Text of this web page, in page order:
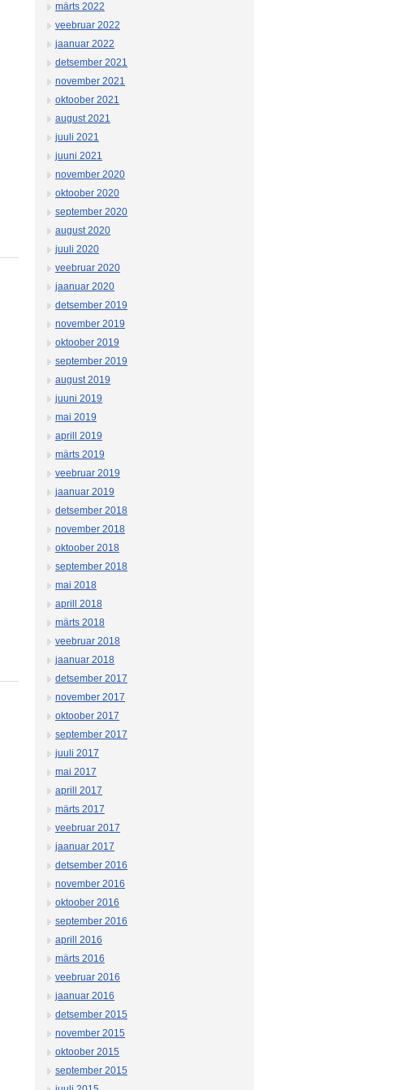
märts 2022
veebruar 2022
jaanuar 2022
detsember 2021
november 2021
oktoober 2021
august 2021
juuli 2021
juuni 2021
november 2020
oktoober 2020
september 2020
august 2020
juuli 2020
veebruar 2020
jaanuar 2020
detsember 2019
november 2019
oktoober 2019
september 2019
august 2019
juuni 2019
mai 2019
aprill 2019
märts 2019
veebruar 2019
jaanuar 2019
detsember 2018
november 2018
oktoober 2018
september 2018
mai 2018
aprill 2018
märts 2018
veebruar 2018
jaanuar 2018
detsember 2017
november 2017
oktoober 2017
september 2017
juuli 2017
mai 2017
aprill 2017
märts 2017
veebruar 2017
jaanuar 2017
detsember 2016
november 2016
oktoober 2016
september 2016
aprill 2016
märts 2016
veebruar 2016
jaanuar 2016
detsember 2015
november 2015
oktoober 2015
september 2015